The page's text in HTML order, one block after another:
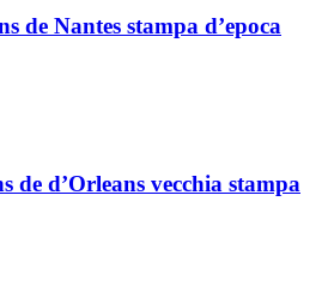
de Nantes stampa d’epoca
de d’Orleans vecchia stampa